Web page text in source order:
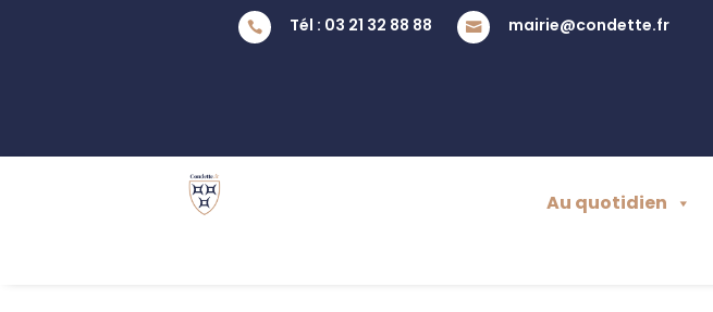
 mairie@condette.fr
 Tél : 03 21 32 88 88
Au quotidien